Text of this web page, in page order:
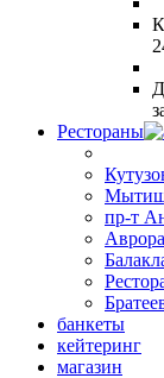
Рестораны
пр-т
Аврора
банкеты
кейтеринг
магазин